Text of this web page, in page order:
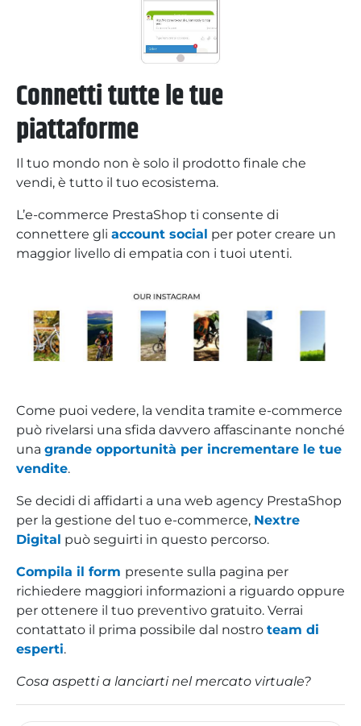
Connetti tutte le tue
piattaforme
Il tuo mondo non è solo il prodotto finale che
vendi, è tutto il tuo ecosistema.
L’e-commerce PrestaShop ti consente di
connettere gli account social per poter creare un
maggior livello di empatia con i tuoi utenti.
Come puoi vedere, la vendita tramite e-commerce
può rivelarsi una sfida davvero affascinante nonché
una grande opportunità per incrementare le tue
vendite.
Se decidi di affidarti a una web agency PrestaShop
per la gestione del tuo e-commerce, Nextre
Digital può seguirti in questo percorso.
Compila il form presente sulla pagina per
richiedere maggiori informazioni a riguardo oppure
per ottenere il tuo preventivo gratuito. Verrai
contattato il prima possibile dal nostro team di
esperti.
Cosa aspetti a lanciarti nel mercato virtuale?